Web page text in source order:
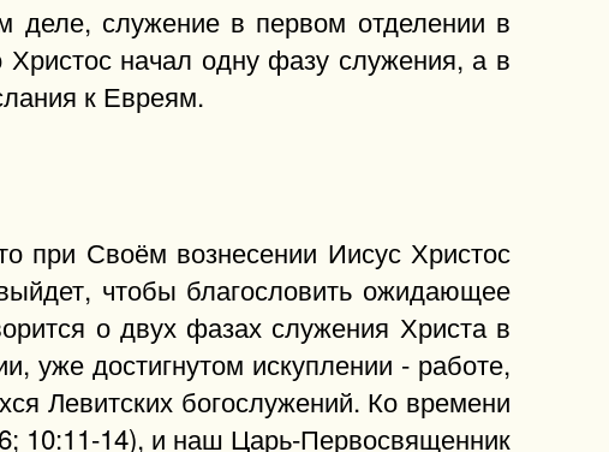
служение в первом отделении в
начал одну фазу служения, а в
к Евреям.
при Своём вознесении Иисус Христос
чтобы благословить ожидающее
о двух фазах служения Христа в
уже достигнутом искуплении - работе,
Левитских богослужений. Ко времени
10:11-14), и наш Царь-Первосвященник